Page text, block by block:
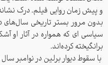
و پیش زمان روایی فیلم. درک
بدون مرور بستر تاریخی سال‌های
سیاسی ای که همواره در آثار او
برانگیخته کرده‌‌اند.